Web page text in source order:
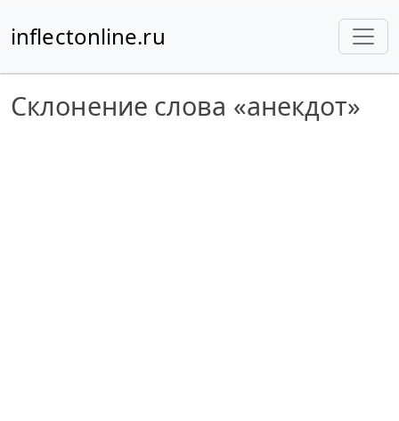
inflectonline.ru
Склонение слова «анекдот»